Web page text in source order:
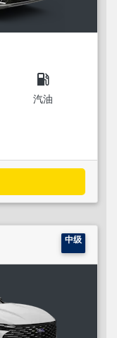
local_gas_station
汽油
中级